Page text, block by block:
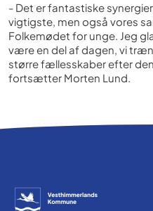
- Det er fantastiske
vigtigste, men også vores
Folkemødet for unge. Jeg
være en del af dagen, vi
større fællesskaber efter
fortsætter Morten Lund.